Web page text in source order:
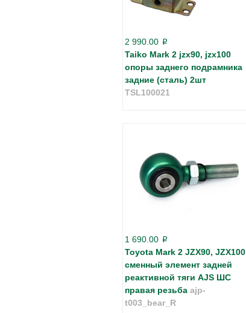
2 990.00 p
Taiko Mark 2 jzx90, jzx100
опоры заднего подрамника
задние (сталь) 2шт
TSL100021
1 690.00 p
Toyota Mark 2 JZX90, JZX100
сменный элемент задней
реактивной тяги AJS ШС
правая резьба ajp-
t003_bear_R